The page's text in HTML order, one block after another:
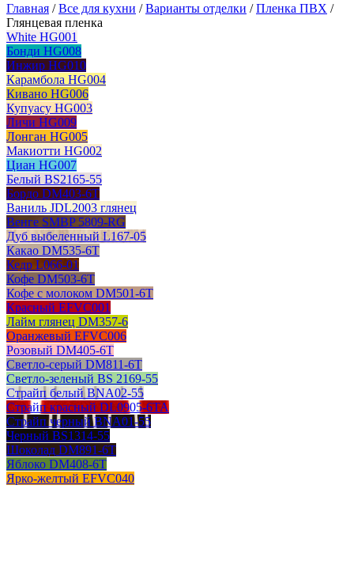
Главная /Все для кухни /Варианты отделки /Пленка ПВХ /
Глянцевая пленка
White HG001
Бонди HG008
Инжир HG010
Карамбола HG004
Кивано HG006
Купуасу HG003
Личи HG009
Лонган HG005
Макиотти HG002
Циан HG007
Белый BS2165-55
Бордо DM403-6T
Ваниль JDL2003 глянец
Венге SMBP 5809-RG
Дуб выбеленный L167-05
Какао DM535-6T
Кедр L066-01
Кофе DM503-6T
Кофе с молоком DM501-6T
Красный EFVC001
Лайм глянец DM357-6
Оранжевый EFVC006
Розовый DM405-6T
Светло-серый DM811-6T
Светло-зеленый BS 2169-55
Страйп белый BNA02-55
Страйп красный DL0905-6TA
Страйп черный BNA01-55
Черный BS1314-55
Шоколад DM891-6T
Яблоко DM408-6T
Ярко-желтый EFVC040